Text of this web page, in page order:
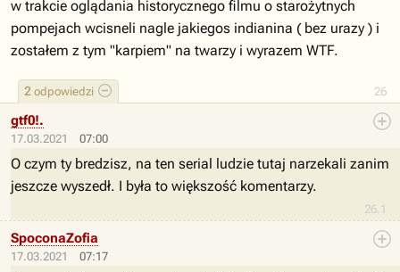
26
2 odpowiedzi
w trakcie oglądania historycznego filmu o starożytnych
pompejach wcisneli nagle jakiegos indianina ( bez urazy ) i
zostałem z tym "karpiem" na twarzy i wyrazem WTF.
17.03.2021 07:00
26.1
gtf0!.
O czym ty bredzisz, na ten serial ludzie tutaj narzekali zanim
jeszcze wyszedł. I była to większość komentarzy.
17.03.2021 07:17
SpoconaZofia